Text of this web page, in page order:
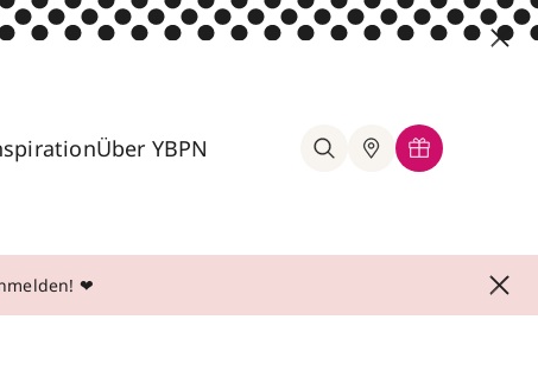
Über YBPN
❤